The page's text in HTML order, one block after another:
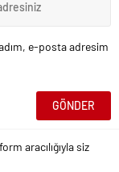
e-posta adresim
aracılığıyla siz